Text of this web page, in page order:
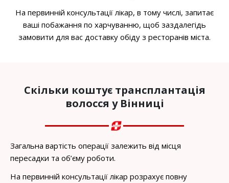
На первинній консультації лікар, в тому числі, запитає
ваші побажання по харчуванню, щоб заздалегідь
замовити для вас доставку обіду з ресторанів міста.
Скільки коштує трансплантація
волосся у Вінниці
Загальна вартість операції залежить від місця
пересадки та об’єму роботи.
На первинній консультації лікар розрахує повну